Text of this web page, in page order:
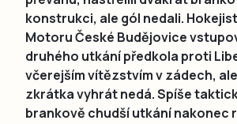
konstrukci, ale gól nedali.
Motoru České Budějovice
druhého utkání předkola proti
včerejším vítězstvím v zádech,
zkrátka vyhrát nedá. Spíše
brankově chudší utkání nakonec